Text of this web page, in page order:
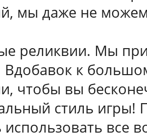
мы даже не можем
реликвии. Мы
к
чтобы вы
стиль игры!
использовать все